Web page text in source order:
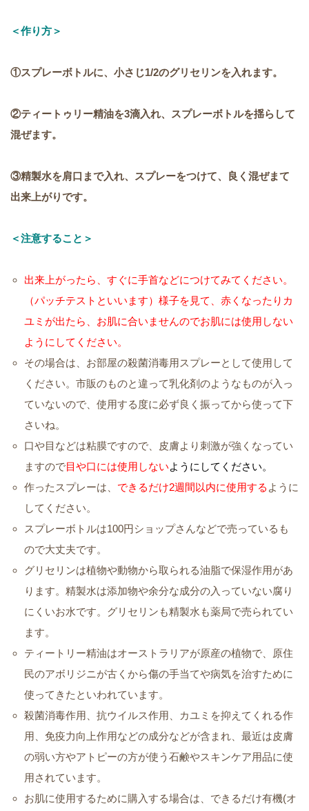
＜作り方＞
①スプレーボトルに、小さじ1/2のグリセリンを入れます。
②ティートゥリー精油を3滴入れ、スプレーボトルを揺らして
混ぜます。
③精製水を肩口まで入れ、スプレーをつけて、良く混ぜまて
出来上がりです。
＜注意すること＞
出来上がったら、すぐに手首などにつけてみてください。
（パッチテストといいます） 様子を見て、赤くなったりカ
ユミが出たら、お肌に合いませんのでお肌には使用しない
ようにしてください。
その場合は、お部屋の殺菌消毒用スプレーとして使用して
ください。市販のものと違って乳化剤のようなものが入っ
ていないので、使用する度に必ず良く振ってから使って下
さいね。
口や目などは粘膜ですので、皮膚より刺激が強くなってい
ますので目や口には使用しないようにしてください。
作ったスプレーは、 できるだけ2週間以内に使用する ように
してください。
スプレーボトルは100円ショップさんなどで売っているも
ので大丈夫です。
グリセリンは植物や動物から取られる油脂で保湿作用があ
ります。精製水は添加物や余分な成分の入っていない腐り
にくいお水です。グリセリンも精製水も薬局で売られてい
ます。
ティートリー精油はオーストラリアが原産の植物で、原住
民のアボリジニが古くから傷の手当てや病気を治すために
使ってきたといわれています。
殺菌消毒作用、抗ウイルス作用、カユミを抑えてくれる作
用、免疫力向上作用などの成分などが含まれ、最近は皮膚
の弱い方やアトピーの方が使う石鹸やスキンケア用品に使
用されています。
お肌に使用するために購入する場合は、できるだけ有機(オ